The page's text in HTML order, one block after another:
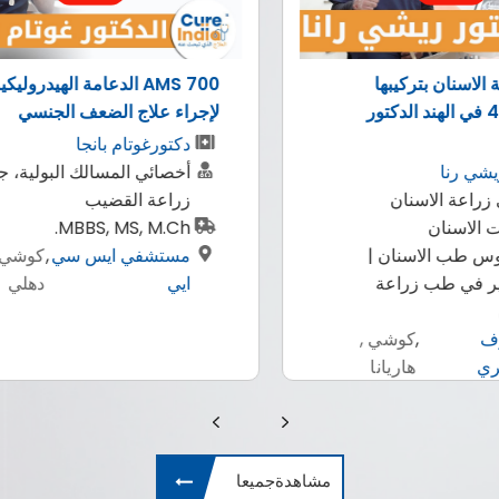
الروبوتية لزراعة الكبد من متبرع
الكبد
زراعة الأعضاء وزراعة الكبد
بكالوريوس الطب والجراحة
(جامعة راجستان) ، ماجستير
(جامعة راجستان) ، زمالة في
زراعة الكبد (مستشفى
مستشفي
ارتيمس
مشاهدةجميعا